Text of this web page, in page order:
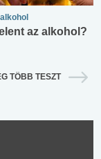
az alkohol?
TÖBB TESZT